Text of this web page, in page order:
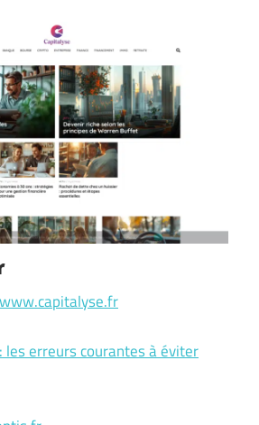
les erreurs courantes à éviter